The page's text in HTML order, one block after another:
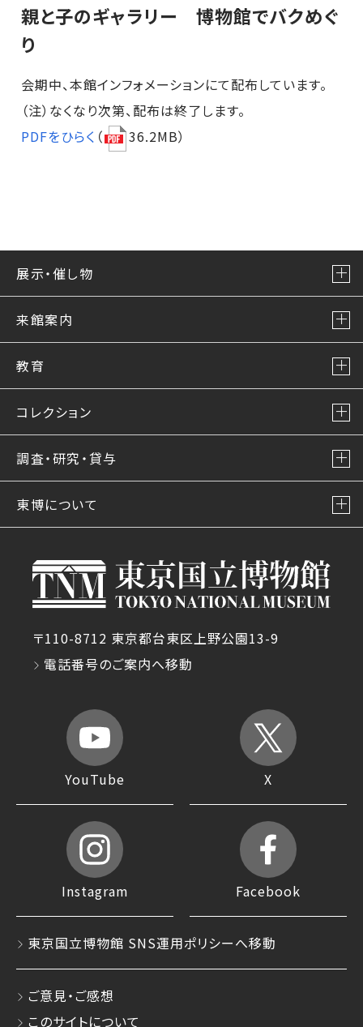
親と子のギャラリー 博物館でバクめぐ
り
会期中、本館インフォメーションにて配布しています。
（注）なくなり次第、配布は終了します。
PDFをひらく （ 36.2MB）
展示・催し物
来館案内
教育
コレクション
調査・研究・貸与
東博について
〒110-8712 東京都台東区上野公園13-9
電話番号のご案内へ移動
YouTube X
Instagram Facebook
東京国立博物館 SNS運用ポリシーへ移動
ご意見・ご感想
このサイトについて